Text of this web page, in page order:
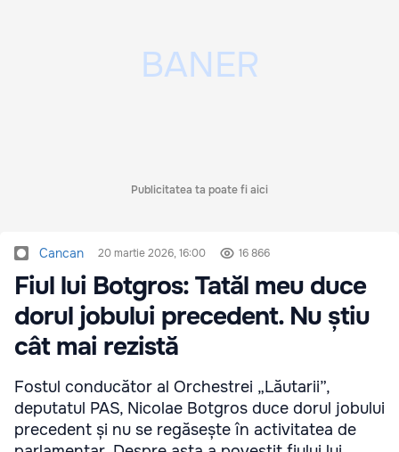
Publicitatea ta poate fi aici
Cancan 20 martie 2026, 16:00 16 866
Fiul lui Botgros: Tatăl meu duce
dorul jobului precedent. Nu știu
cât mai rezistă
Fostul conducător al Orchestrei „Lăutarii”,
deputatul PAS, Nicolae Botgros duce dorul jobului
precedent și nu se regăsește în activitatea de